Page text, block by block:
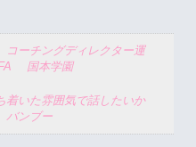
ーチングディレクター運
国本学園
着いた雰囲気で話したいか
バンブー